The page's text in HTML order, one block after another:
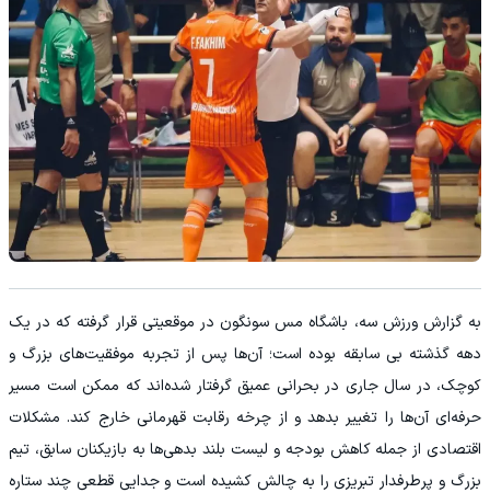
به گزارش ورزش سه، باشگاه مس سونگون در موقعیتی قرار گرفته که در یک
دهه گذشته بی سابقه بوده است؛ آن‌ها پس از تجربه موفقیت‌های بزرگ و
کوچک، در سال جاری در بحرانی عمیق گرفتار شده‌اند که ممکن است مسیر
حرفه‌ای آن‌ها را تغییر بدهد و از چرخه رقابت قهرمانی خارج کند. مشکلات
اقتصادی از جمله کاهش بودجه و لیست بلند بدهی‌‌ها به بازیکنان سابق، تیم
بزرگ و پرطرفدار تبریزی را به چالش کشیده است و جدایی قطعی چند ستاره